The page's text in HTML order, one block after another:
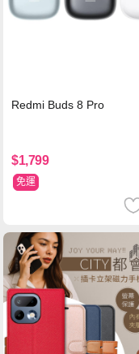
Redmi Buds 8 Pro
$1,799
免運